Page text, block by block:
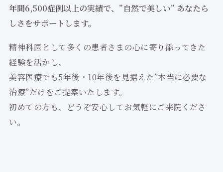
年間6,500症例以上の実績で、”自然で美しい” あなたら
しさをサポートします。
精神科医として多くの患者さまの心に寄り添ってきた
経験を活かし、
美容医療でも5年後・10年後を見据えた”本当に必要な
治療”だけをご提案いたします。
初めての方も、どうぞ安心してお気軽にご来院くださ
い。